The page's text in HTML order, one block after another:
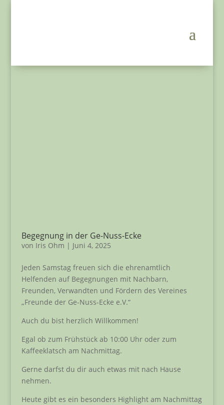
Begegnung in der Ge-Nuss-Ecke
von Iris Ohm | Juni 4, 2025
Jeden Samstag freuen sich die ehrenamtlich
Helfenden auf Begegnungen mit Nachbarn,
Freunden, Verwandten und Fördern des Vereines
„Freunde der Ge-Nuss-Ecke e.V.“
Auch du bist herzlich Willkommen!
Egal ob zum Frühstück ab 10:00 Uhr oder zum
Kaffeeklatsch am Nachmittag.
Gerne darfst du dir auch etwas mit nach Hause
nehmen.
Heute gibt es ein besonders Highlight am Nachmittag